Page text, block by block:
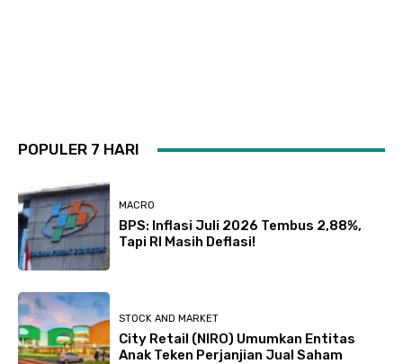
POPULER 7 HARI
MACRO
BPS: Inflasi Juli 2026 Tembus 2,88%,
Tapi RI Masih Deflasi!
STOCK AND MARKET
City Retail (NIRO) Umumkan Entitas
Anak Teken Perjanjian Jual Saham